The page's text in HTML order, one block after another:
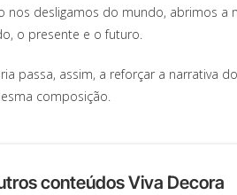
nos desligamos do mundo, abrimos a
o presente e o futuro.
passa, assim, a reforçar a narrativa
composição.
conteúdos Viva Decora